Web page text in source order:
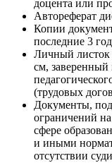
доцента или
Автореферат
Копии
последние 3
Личный листок
см, заверенный
(трудовых
Документы,
ограничений на
сфере
и иными
отсутствии